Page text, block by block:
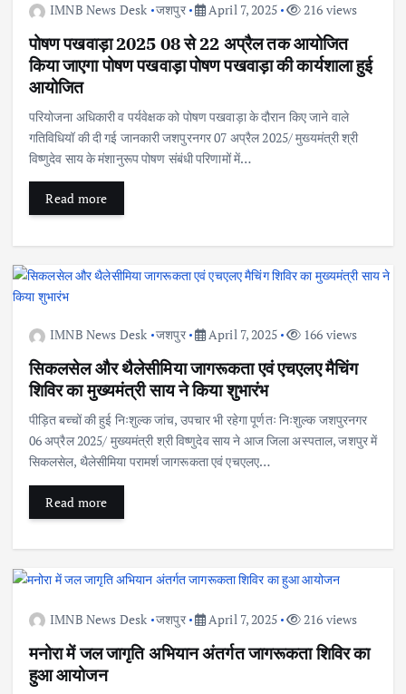
IMNB News Desk जशपुर April 7, 2025 216 views
पोषण पखवाड़ा 2025 08 से 22 अप्रैल तक आयोजित
किया जाएगा पोषण पखवाड़ा पोषण पखवाड़ा की कार्यशाला हुई
आयोजित
परियोजना अधिकारी व पर्यवेक्षक को पोषण पखवाड़ा के दौरान किए जाने वाले
गतिविधियॉ की दी गई जानकारी जशपुरनगर 07 अप्रैल 2025/ मुख्यमंत्री श्री
विष्णुदेव साय के मंशानुरूप पोषण संबंधी परिणामों में…
Read more
IMNB News Desk जशपुर April 7, 2025 166 views
सिकलसेल और थैलेसीमिया जागरूकता एवं एचएलए मैचिंग
शिविर का मुख्यमंत्री साय ने किया शुभारंभ
पीड़ित बच्चों की हुई निःशुल्क जांच, उपचार भी रहेगा पूर्णतः निःशुल्क जशपुरनगर
06 अप्रैल 2025/ मुख्यमंत्री श्री विष्णुदेव साय ने आज जिला अस्पताल, जशपुर में
सिकलसेल, थैलेसीमिया परामर्श जागरूकता एवं एचएलए…
Read more
IMNB News Desk जशपुर April 7, 2025 216 views
मनोरा में जल जागृति अभियान अंतर्गत जागरूकता शिविर का
हुआ आयोजन